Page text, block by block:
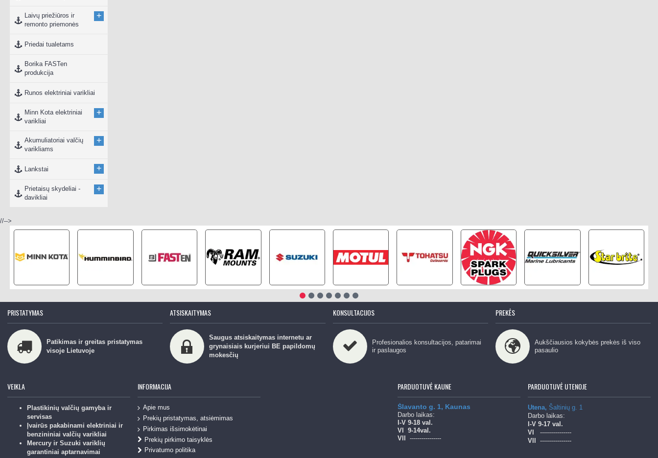
Laivų priežiūros ir
remonto priemonės
+
Priedai tualetams
Borika FASTen
produkcija
Runos elektriniai varikliai
Minn Kota elektriniai
varikliai
+
Akumuliatoriai valčių
varikliams
+
Lankstai +
Prietaisų skydeliai -
davikliai
+
//-->
PRISTATYMAS
Patikimas ir greitas pristatymas
visoje Lietuvoje
ATSISKAITYMAS
Saugus atsiskaitymas internetu ar
grynaisiais kurjeriui BE papildomų
mokesčių
KONSULTACIJOS
Profesionalios konsultacijos, patarimai
ir paslaugos
PREKĖS
Aukščiausios kokybės prekės iš viso
pasaulio
VEIKLA
Plastikinių valčių gamyba ir
servisas
Įvairūs pakabinami elektriniai ir
benzininiai valčių varikliai
Mercury ir Suzuki variklių
garantiniai aptarnavimai
INFORMACIJA
Apie mus
Prekių pristatymas, atsiėmimas
Pirkimas išsimokėtinai
Prekių pirkimo taisyklės
Privatumo politika
PARDUOTUVĖ KAUNE
Šlavanto g. 1, Kaunas
Darbo laikas:
l-V 9-18 val.
Vl
9-14val.
Vll
----------------
PARDUOTUVĖ UTENOJE
Utena, Šaltinių g. 1
Darbo laikas:
l-V9-17 val.
Vl
----------------
Vll
----------------